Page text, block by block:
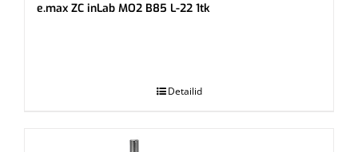
e.max ZC inLab MO2 B85 L-22 1tk
Detailid